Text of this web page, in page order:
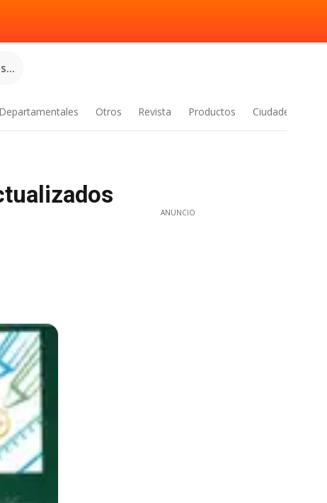
Otros Revista Productos Ciudades
ANUNCIO